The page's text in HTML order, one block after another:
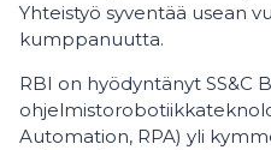
Yhteistyö syventää usean
kumppanuutta.
RBI on hyödyntänyt SS&C
Automation, RPA) yli